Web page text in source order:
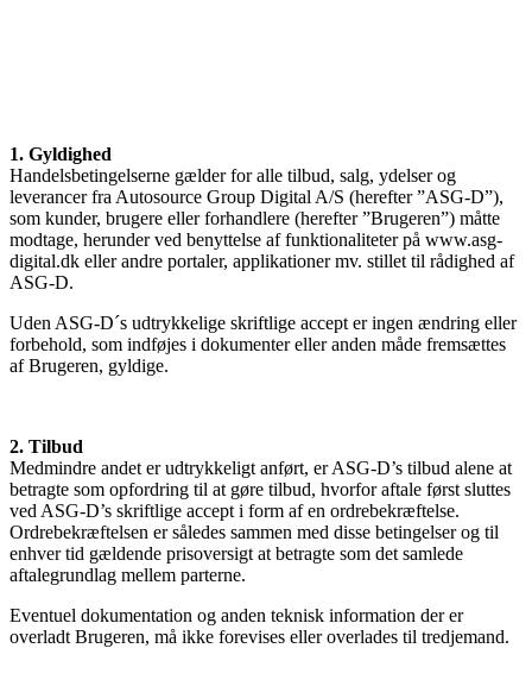
1. Gyldighed
Handelsbetingelserne gælder for alle tilbud, salg, ydelser og
leverancer fra Autosource Group Digital A/S (herefter ”ASG-D”),
som kunder, brugere eller forhandlere (herefter ”Brugeren”) måtte
modtage, herunder ved benyttelse af funktionaliteter på www.asg-
digital.dk eller andre portaler, applikationer mv. stillet til rådighed af
ASG-D.
Uden ASG-D´s udtrykkelige skriftlige accept er ingen ændring eller
forbehold, som indføjes i dokumenter eller anden måde fremsættes
af Brugeren, gyldige.
2. Tilbud
Medmindre andet er udtrykkeligt anført, er ASG-D’s tilbud alene at
betragte som opfordring til at gøre tilbud, hvorfor aftale først sluttes
ved ASG-D’s skriftlige accept i form af en ordrebekræftelse.
Ordrebekræftelsen er således sammen med disse betingelser og til
enhver tid gældende prisoversigt at betragte som det samlede
aftalegrundlag mellem parterne.
Eventuel dokumentation og anden teknisk information der er
overladt Brugeren, må ikke forevises eller overlades til tredjemand.